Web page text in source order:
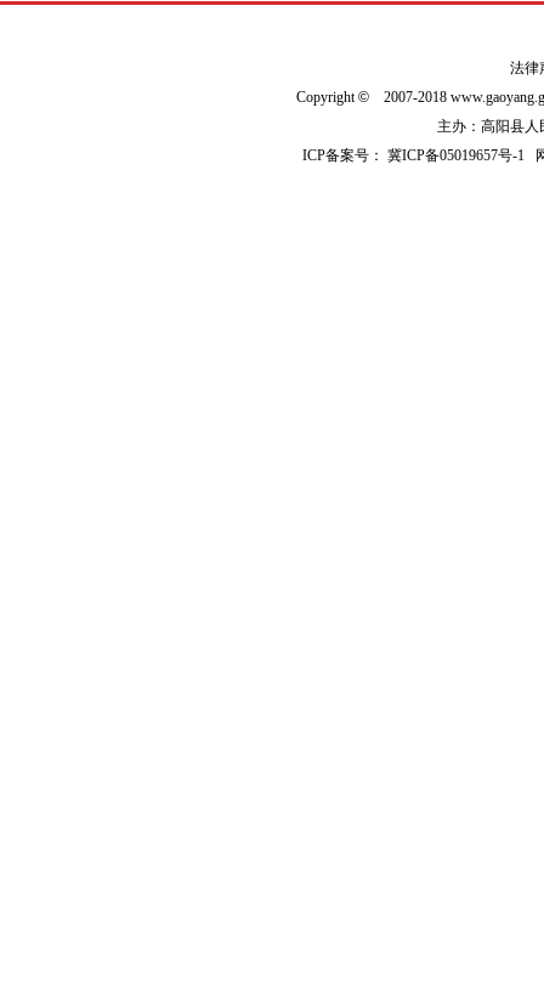
法律
Copyright© 2007-2018
主办：高阳县人
ICP备案号：冀ICP备05019657号-1